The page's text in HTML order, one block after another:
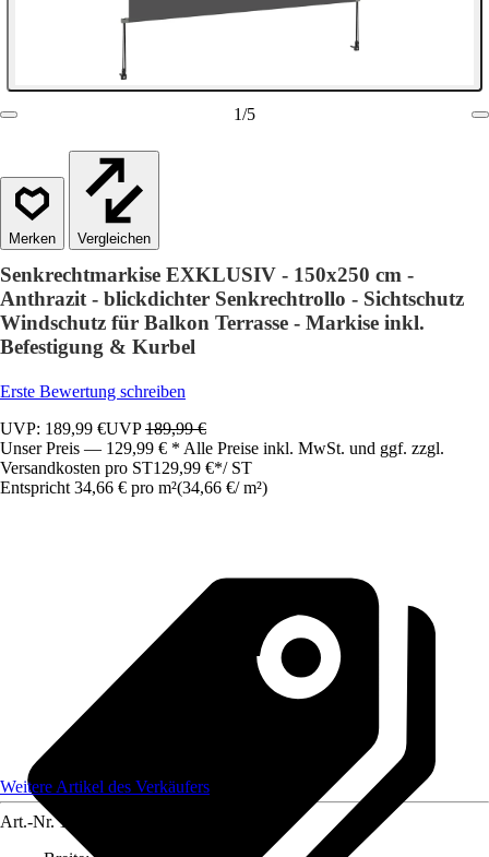
1/5
Vergleichen
Senkrechtmarkise EXKLUSIV - 150x250 cm -
Anthrazit - blickdichter Senkrechtrollo - Sichtschutz
Windschutz für Balkon Terrasse - Markise inkl.
Befestigung & Kurbel
Erste Bewertung schreiben
UVP: 189,99 €UVP189,99 €
Unser Preis — 129,99 € * Alle Preise inkl. MwSt. und ggf. zzgl.
Versandkosten pro ST129,99 €*/ ST
Entspricht 34,66 € pro m²(34,66 €/ m²)
Weitere Artikel des Verkäufers
Art.-Nr. 12511751